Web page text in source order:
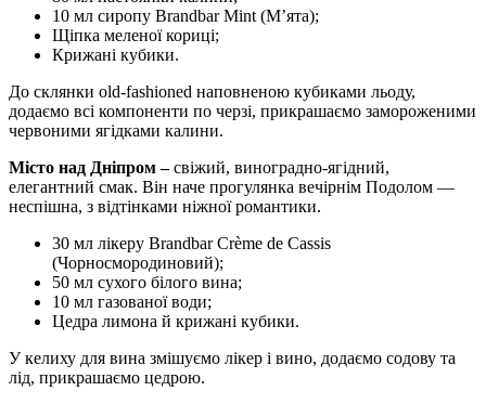
10 мл сиропу Brandbar Mint (М’ята);
Щіпка меленої кориці;
Крижані кубики.
До склянки old-fashioned наповненою кубиками льоду,
додаємо всі компоненти по черзі, прикрашаємо замороженими
червоними ягідками калини.
Місто над Дніпром–свіжий, виноградно-ягідний,
елегантний смак. Він наче прогулянка вечірнім Подолом —
неспішна, з відтінками ніжної романтики.
30 мл лікеру Brandbar Crème de Cassis
(Чорносмородиновий);
50 мл сухого білого вина;
10 мл газованої води;
Цедра лимона й крижані кубики.
У келиху для вина змішуємо лікер і вино, додаємо содову та
лід, прикрашаємо цедрою.